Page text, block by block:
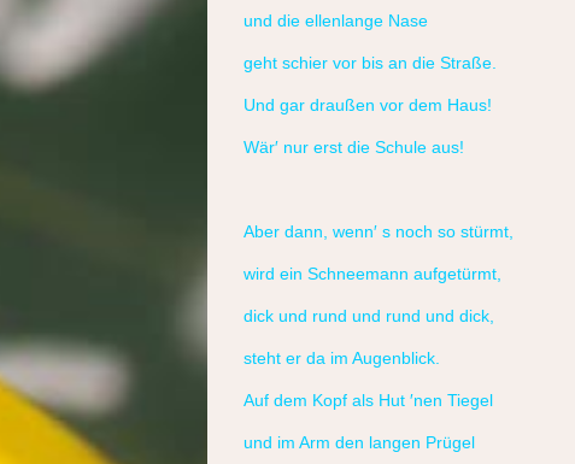
und die ellenlange Nase
geht schier vor bis an die Straße.
Und gar draußen vor dem Haus!
Wär′ nur erst die Schule aus!
Aber dann, wenn′ s noch so stürmt,
wird ein Schneemann aufgetürmt,
dick und rund und rund und dick,
steht er da im Augenblick.
Auf dem Kopf als Hut ′nen Tiegel
und im Arm den langen Prügel